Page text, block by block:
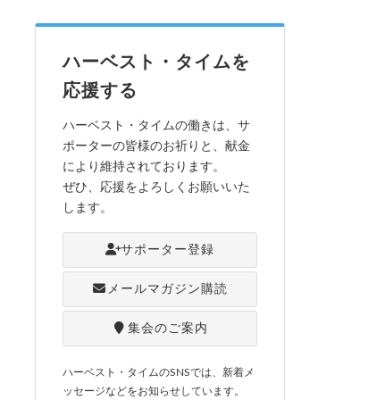
ハーベスト・タイムを
応援する
ハーベスト・タイムの働きは、サ
ポーターの皆様のお祈りと、献金
により維持されております。
ぜひ、応援をよろしくお願いいた
します。
サポーター登録
メールマガジン購読
集会のご案内
ハーベスト・タイムのSNSでは、新着メ
ッセージなどをお知らせしています。